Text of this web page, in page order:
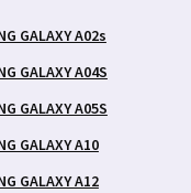
GALAXY A02s
GALAXY A04S
GALAXY A05S
GALAXY A10
GALAXY A12